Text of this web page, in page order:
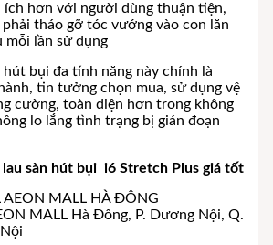
ích hơn với người dùng thuận tiện,
phải tháo gỡ tóc vướng vào con lăn
mỗi lần sử dụng
bụi đa tính năng này chính là
tin tưởng chọn mua, sử dụng vệ
cường, toàn diện hơn trong không
lo lắng tình trạng bị gián đoạn
sàn hút bụi i6 Stretch Plus giá tốt
AEON MALL HÀ ĐÔNG
MALL Hà Đông, P. Dương Nội, Q.